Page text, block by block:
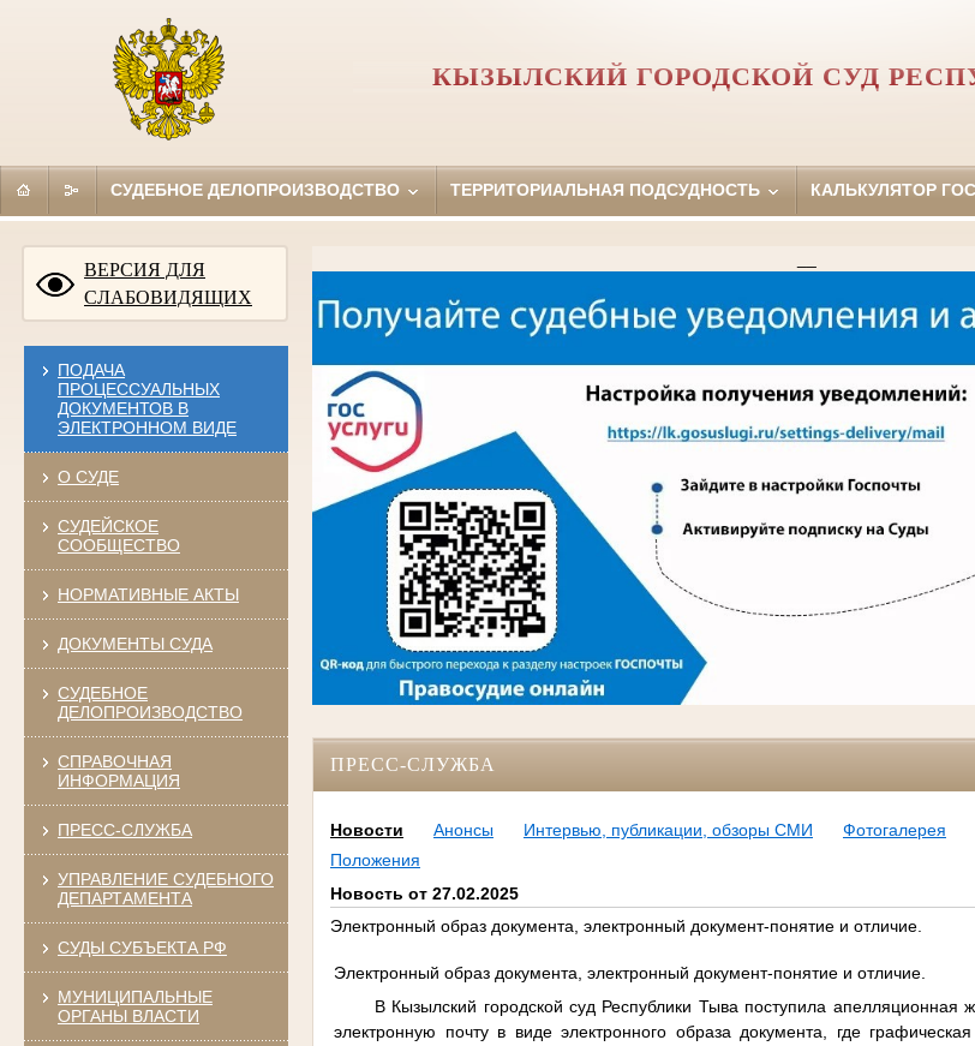
КЫЗЫЛСКИЙ ГОРОДСКОЙ СУД
СУДЕБНОЕ ДЕЛОПРОИЗВОДСТВО ТЕРРИТОРИАЛЬНАЯ ПОДСУДНОСТЬ КАЛЬКУЛЯТОР
ВЕРСИЯ ДЛЯ
СЛАБОВИДЯЩИХ
ПОДАЧА
ПРОЦЕССУАЛЬНЫХ
ДОКУМЕНТОВ В
ЭЛЕКТРОННОМ ВИДЕ
О СУДЕ
СУДЕЙСКОЕ
СООБЩЕСТВО
НОРМАТИВНЫЕ АКТЫ
ДОКУМЕНТЫ СУДА
СУДЕБНОЕ
ДЕЛОПРОИЗВОДСТВО
СПРАВОЧНАЯ
ИНФОРМАЦИЯ
ПРЕСС-СЛУЖБА
УПРАВЛЕНИЕ СУДЕБНОГО
ДЕПАРТАМЕНТА
СУДЫ СУБЪЕКТА РФ
МУНИЦИПАЛЬНЫЕ
ОРГАНЫ ВЛАСТИ
ПРЕСС-СЛУЖБА
Новости Анонсы Интервью, публикации, обзоры СМИ Фотогалерея
Положения
Новость от 27.02.2025
Электронный образ документа, электронный документ-понятие и отличие.
Электронный образ документа, электронный документ-понятие и отличие.
В Кызылский городской суд Республики Тыва поступила апелляционная
электронную почту в виде электронного образа документа, где